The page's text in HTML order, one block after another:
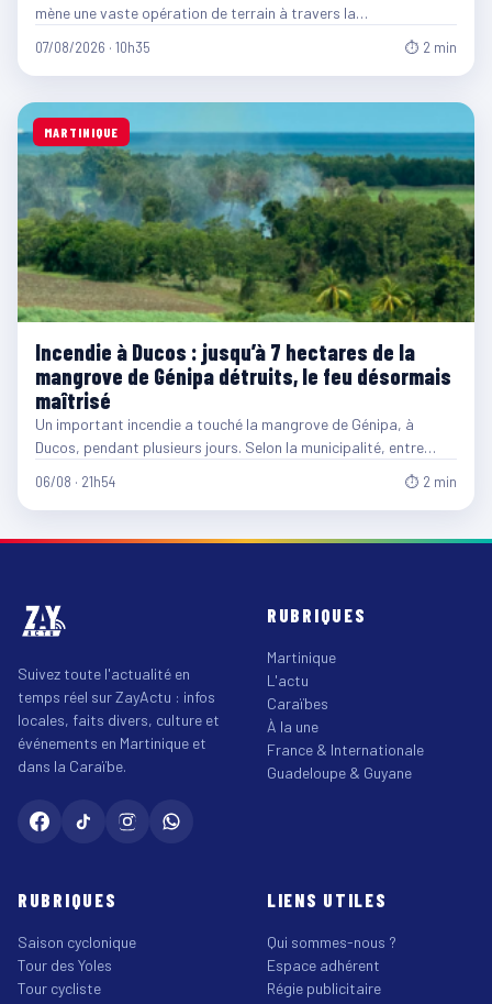
mène une vaste opération de terrain à travers la…
07/08/2026 · 10h35 ⏱ 2 min
MARTINIQUE
Incendie à Ducos : jusqu’à 7 hectares de la
mangrove de Génipa détruits, le feu désormais
maîtrisé
Un important incendie a touché la mangrove de Génipa, à
Ducos, pendant plusieurs jours. Selon la municipalité, entre…
06/08 · 21h54 ⏱ 2 min
Suivez toute l'actualité en
temps réel sur ZayActu : infos
locales, faits divers, culture et
événements en Martinique et
dans la Caraïbe.
RUBRIQUES
Martinique
L'actu
Caraïbes
À la une
France & Internationale
Guadeloupe & Guyane
RUBRIQUES
Saison cyclonique
Tour des Yoles
Tour cycliste
LIENS UTILES
Qui sommes-nous ?
Espace adhérent
Régie publicitaire